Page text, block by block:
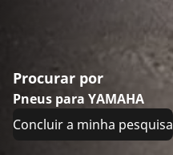
Procurar por
Pneus para YAMAHA
Concluir a minha pesquisa